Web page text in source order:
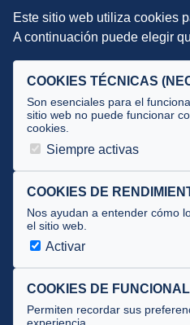
DIRECCIÓN TÉCNICA
Selecciones
Tecnificación
JUECES Y OFICIALES
Documentos
Cursos
Circulares oficiales
Convocatorias y Equipaciones
Este sitio web utiliza cookies
A continuación puede elegir
COOKIES TÉCNICAS
Son esenciales para el
sitio web no puede funcionar
cookies.
Siempre activas
COOKIES DE
Nos ayudan a entender cómo
el sitio web.
Activar
COOKIES DE
Permiten recordar sus
experiencia.